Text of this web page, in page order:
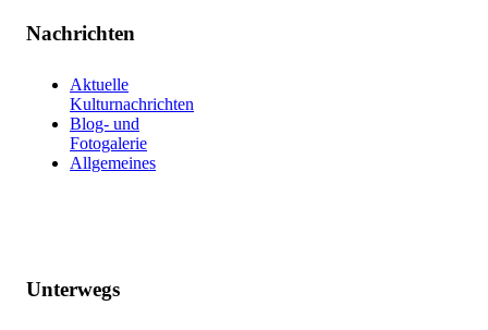
Nachrichten
Aktuelle
Kulturnachrichten
Blog- und
Fotogalerie
Allgemeines
Unterwegs